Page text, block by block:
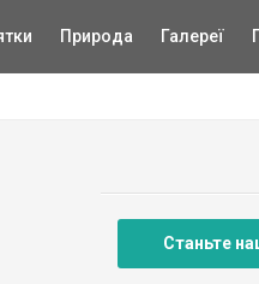
Природа Галереї
Станьте